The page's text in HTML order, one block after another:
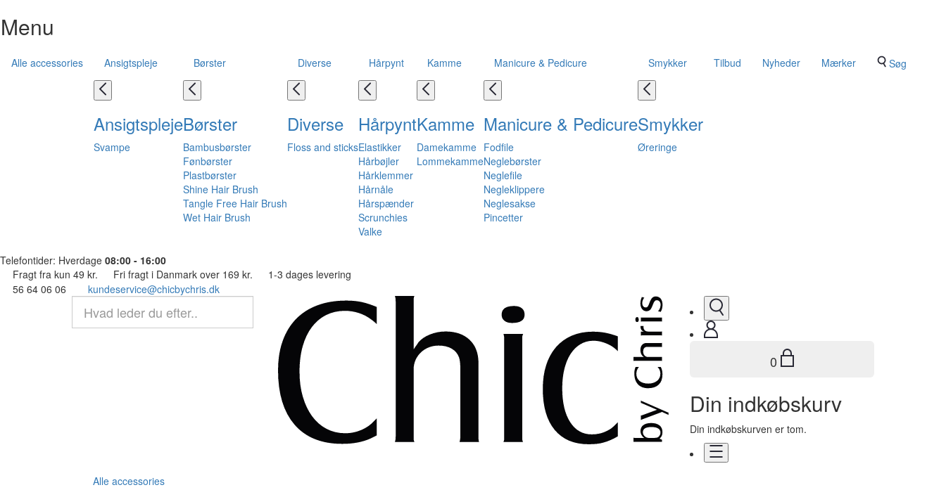
Menu
Alle accessories Ansigtspleje
Ansigtspleje
Svampe
Børster
Børster
Bambusbørster
Fønbørster
Plastbørster
Shine Hair Brush
Tangle Free Hair Brush
Wet Hair Brush
Diverse
Diverse
Floss and sticks
Hårpynt
Hårpynt
Elastikker
Hårbøjler
Hårklemmer
Hårnåle
Hårspænder
Scrunchies
Valke
Kamme
Kamme
Damekamme
Lommekamme
Manicure & Pedicure
Manicure & Pedicure
Fodfile
Neglebørster
Neglefile
Negleklippere
Neglesakse
Pincetter
Smykker
Smykker
Øreringe
Tilbud Nyheder Mærker Søg
Telefontider: Hverdage 08:00 - 16:00
Fragt fra kun 49 kr.
Fri fragt i Danmark over 169 kr.
1-3 dages levering
56 64 06 06
kundeservice@chicbychris.dk
0
Din indkøbskurv
Din indkøbskurven er tom.
Alle accessories